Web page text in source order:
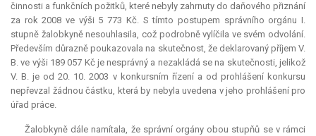
činnosti a funkčních požitků, které nebyly zahrnuty do daňového přiznání
za rok 2008 ve výši 5 773 Kč. S tímto postupem správního orgánu I.
stupně žalobkyně nesouhlasila, což podrobně vylíčila ve svém odvolání.
Především důrazně poukazovala na skutečnost, že deklarovaný příjem V.
B. ve výši 189 057 Kč je nesprávný a nezakládá se na skutečnosti, jelikož
V. B. je od 20. 10. 2003 v konkursním řízení a od prohlášení konkursu
nepřevzal žádnou částku, která by nebyla uvedena v jeho prohlášení pro
úřad práce.
Žalobkyně dále namítala, že správní orgány obou stupňů se v rámci